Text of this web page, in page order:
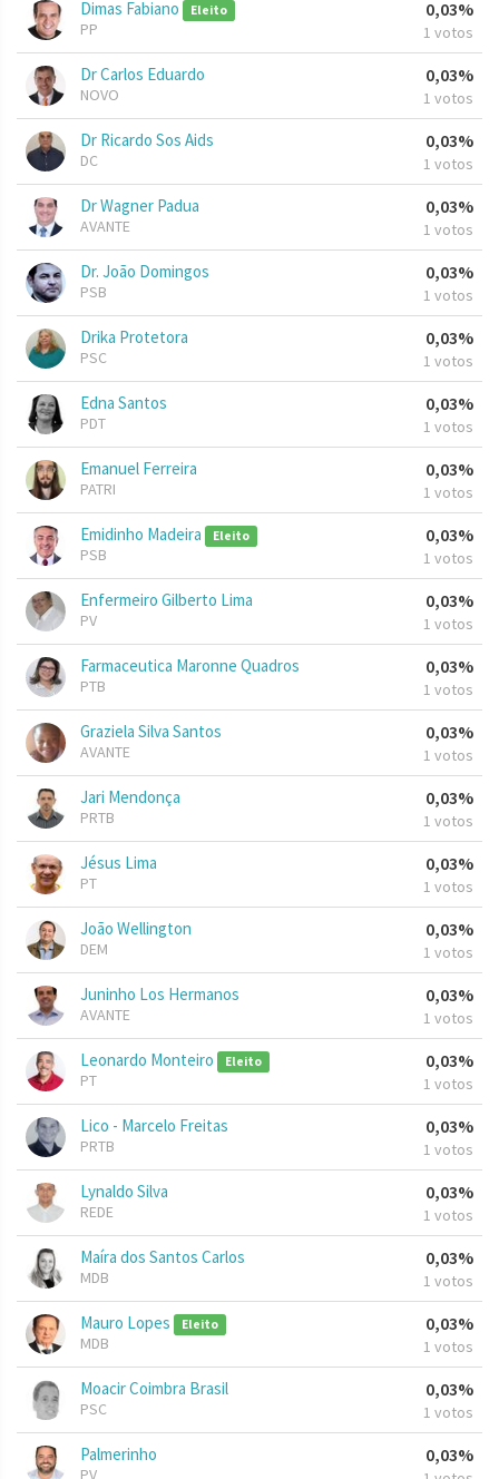
Dimas Fabiano Eleito
PP
0,03%
1 votos
Dr Carlos Eduardo
NOVO
0,03%
1 votos
Dr Ricardo Sos Aids
DC
0,03%
1 votos
Dr Wagner Padua
AVANTE
0,03%
1 votos
Dr. João Domingos
PSB
0,03%
1 votos
Drika Protetora
PSC
0,03%
1 votos
Edna Santos
PDT
0,03%
1 votos
Emanuel Ferreira
PATRI
0,03%
1 votos
Emidinho Madeira Eleito
PSB
0,03%
1 votos
Enfermeiro Gilberto Lima
PV
0,03%
1 votos
Farmaceutica Maronne Quadros
PTB
0,03%
1 votos
Graziela Silva Santos
AVANTE
0,03%
1 votos
Jari Mendonça
PRTB
0,03%
1 votos
Jésus Lima
PT
0,03%
1 votos
João Wellington
DEM
0,03%
1 votos
Juninho Los Hermanos
AVANTE
0,03%
1 votos
Leonardo Monteiro Eleito
PT
0,03%
1 votos
Lico - Marcelo Freitas
PRTB
0,03%
1 votos
Lynaldo Silva
REDE
0,03%
1 votos
Maíra dos Santos Carlos
MDB
0,03%
1 votos
Mauro Lopes Eleito
MDB
0,03%
1 votos
Moacir Coimbra Brasil
PSC
0,03%
1 votos
Palmerinho
PV
0,03%